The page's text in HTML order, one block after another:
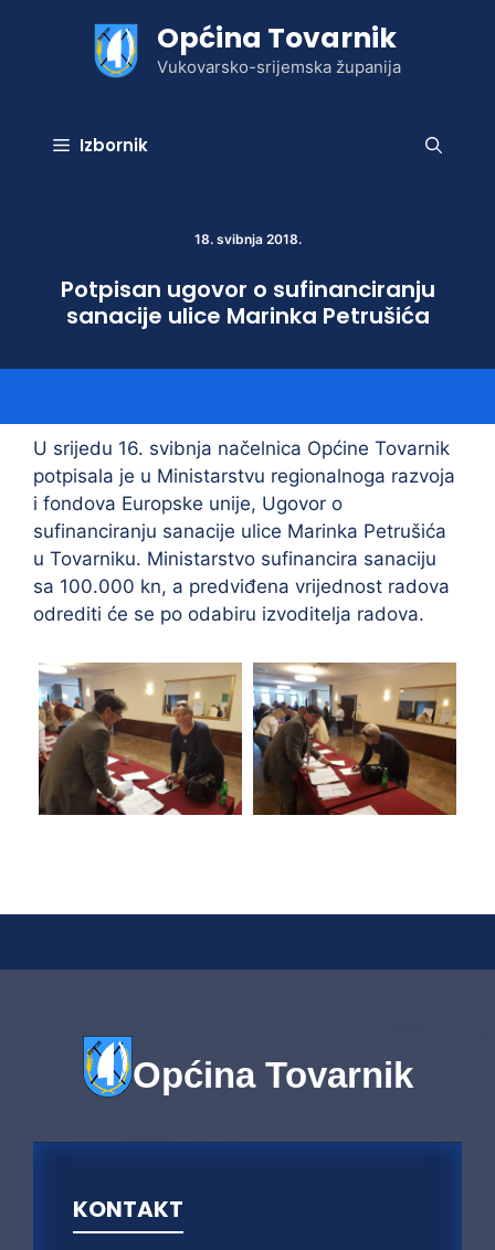
Općina Tovarnik
Vukovarsko-srijemska županija
Izbornik
18. svibnja 2018.
Potpisan ugovor o sufinanciranju
sanacije ulice Marinka Petrušića
U srijedu 16. svibnja načelnica Općine Tovarnik
potpisala je u Ministarstvu regionalnoga razvoja
i fondova Europske unije, Ugovor o
sufinanciranju sanacije ulice Marinka Petrušića
u Tovarniku. Ministarstvo sufinancira sanaciju
sa 100.000 kn, a predviđena vrijednost radova
odrediti će se po odabiru izvoditelja radova.
Općina Tovarnik
KONTAKT